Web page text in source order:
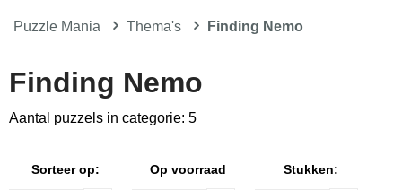
Puzzle Mania Thema's Finding Nemo
Finding Nemo
Aantal puzzels in categorie: 5
Sorteer op: Op voorraad Stukken: